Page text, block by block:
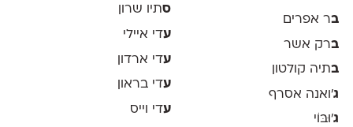
בר אפרים
ברק אשר
בתיה קולטון
ג'ואנה אסרף
ג'וּבּוֹי
סתיו שרון
עדי איילי
עדי ארדון
עדי בראון
עדי וייס